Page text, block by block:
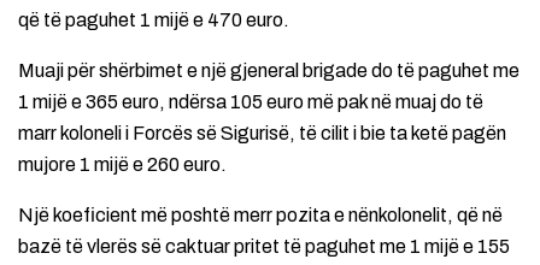
që të paguhet 1 mijë e 470 euro.
Muaji për shërbimet e një gjeneral brigade do të paguhet me
1 mijë e 365 euro, ndërsa 105 euro më pak në muaj do të
marr koloneli i Forcës së Sigurisë, të cilit i bie ta ketë pagën
mujore 1 mijë e 260 euro.
Një koeficient më poshtë merr pozita e nënkolonelit, që në
bazë të vlerës së caktuar pritet të paguhet me 1 mijë e 155